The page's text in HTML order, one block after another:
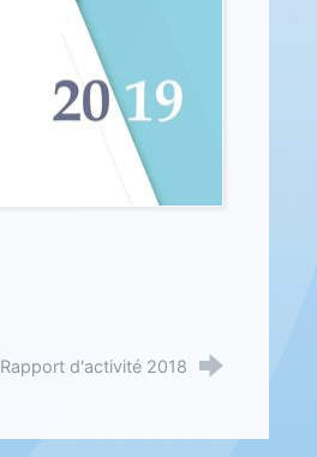
Rapport d'activité 2018